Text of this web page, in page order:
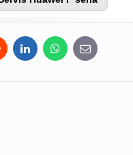
LinkedInWhatsApp
E-
mail